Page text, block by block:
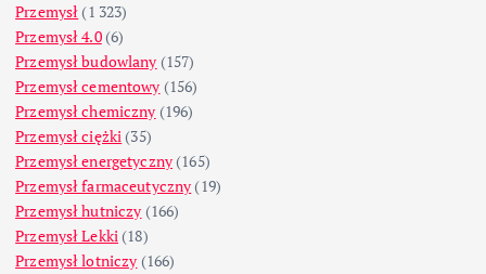
Przemysł (1 323)
Przemysł 4.0(6)
Przemysł budowlany (157)
Przemysł cementowy (156)
Przemysł chemiczny (196)
Przemysł ciężki (35)
Przemysł energetyczny (165)
Przemysł farmaceutyczny (19)
Przemysł hutniczy (166)
Przemysł Lekki (18)
Przemysł lotniczy (166)